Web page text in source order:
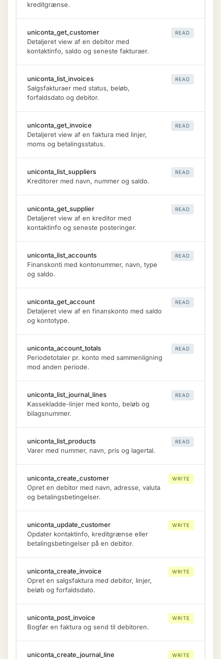
kreditgrænse.
uniconta_get_customer
Detaljeret view af en debitor med
kontaktinfo, saldo og seneste fakturaer.
READ
uniconta_list_invoices
Salgsfakturaer med status, beløb,
forfaldsdato og debitor.
READ
uniconta_get_invoice
Detaljeret view af en faktura med linjer,
moms og betalingsstatus.
READ
uniconta_list_suppliers
Kreditorer med navn, nummer og saldo.
READ
uniconta_get_supplier
Detaljeret view af en kreditor med
kontaktinfo og seneste posteringer.
READ
uniconta_list_accounts
Finanskonti med kontonummer, navn, type
og saldo.
READ
uniconta_get_account
Detaljeret view af en finanskonto med saldo
og kontotype.
READ
uniconta_account_totals
Periodetotaler pr. konto med sammenligning
mod anden periode.
READ
uniconta_list_journal_lines
Kassekladde-linjer med konto, beløb og
bilagsnummer.
READ
uniconta_list_products
Varer med nummer, navn, pris og lagertal.
READ
uniconta_create_customer
Opret en debitor med navn, adresse, valuta
og betalingsbetingelser.
WRITE
uniconta_update_customer
Opdater kontaktinfo, kreditgrænse eller
betalingsbetingelser på en debitor.
WRITE
uniconta_create_invoice
Opret en salgsfaktura med debitor, linjer,
beløb og forfaldsdato.
WRITE
uniconta_post_invoice
Bogfør en faktura og send til debitoren.
WRITE
uniconta_create_journal_line
WRITE